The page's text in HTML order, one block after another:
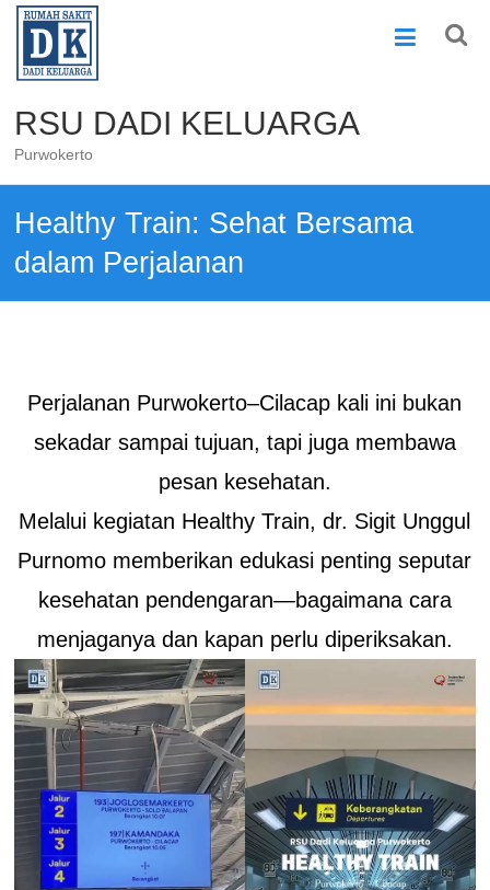
Skip
content
RSU DADI KELUARGA
Purwokerto
Healthy Train: Sehat Bersama
dalam Perjalanan
Perjalanan Purwokerto–Cilacap kali ini bukan
sekadar sampai tujuan, tapi juga membawa
pesan kesehatan.
Melalui kegiatan Healthy Train, dr. Sigit Unggul
Purnomo memberikan edukasi penting seputar
kesehatan pendengaran—bagaimana cara
menjaganya dan kapan perlu diperiksakan.